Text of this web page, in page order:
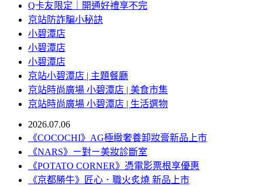
Q卡友限定｜開通好禮享不完
京站防詐騙小秘訣
小碧潭店
小碧潭店
小碧潭店
京站小碧潭店 | 主題餐廳
京站時尚廣場 小碧潭店 | 美食市集
京站時尚廣場 小碧潭店 | 生活選物
2026.07.06
《COCOCHI》AG極緻奢養卸妝膏新品上市
《NARS》ㄧ對ㄧ美妝診斷室
《POTATO CORNER》憑電影票根享優惠
《京都勝牛》匠心．職火炙燒 新品上市